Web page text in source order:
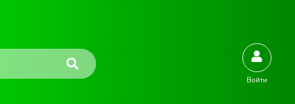
Войти